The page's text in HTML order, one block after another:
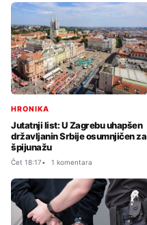
HRONIKA
Jutatnji list: U Zagrebu uhapšen
državljanin Srbije osumnjičen za
špijunažu
Čet 18:17 1 komentara